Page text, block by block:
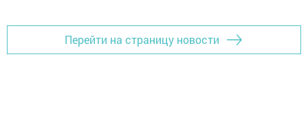
Перейти на страницу новости